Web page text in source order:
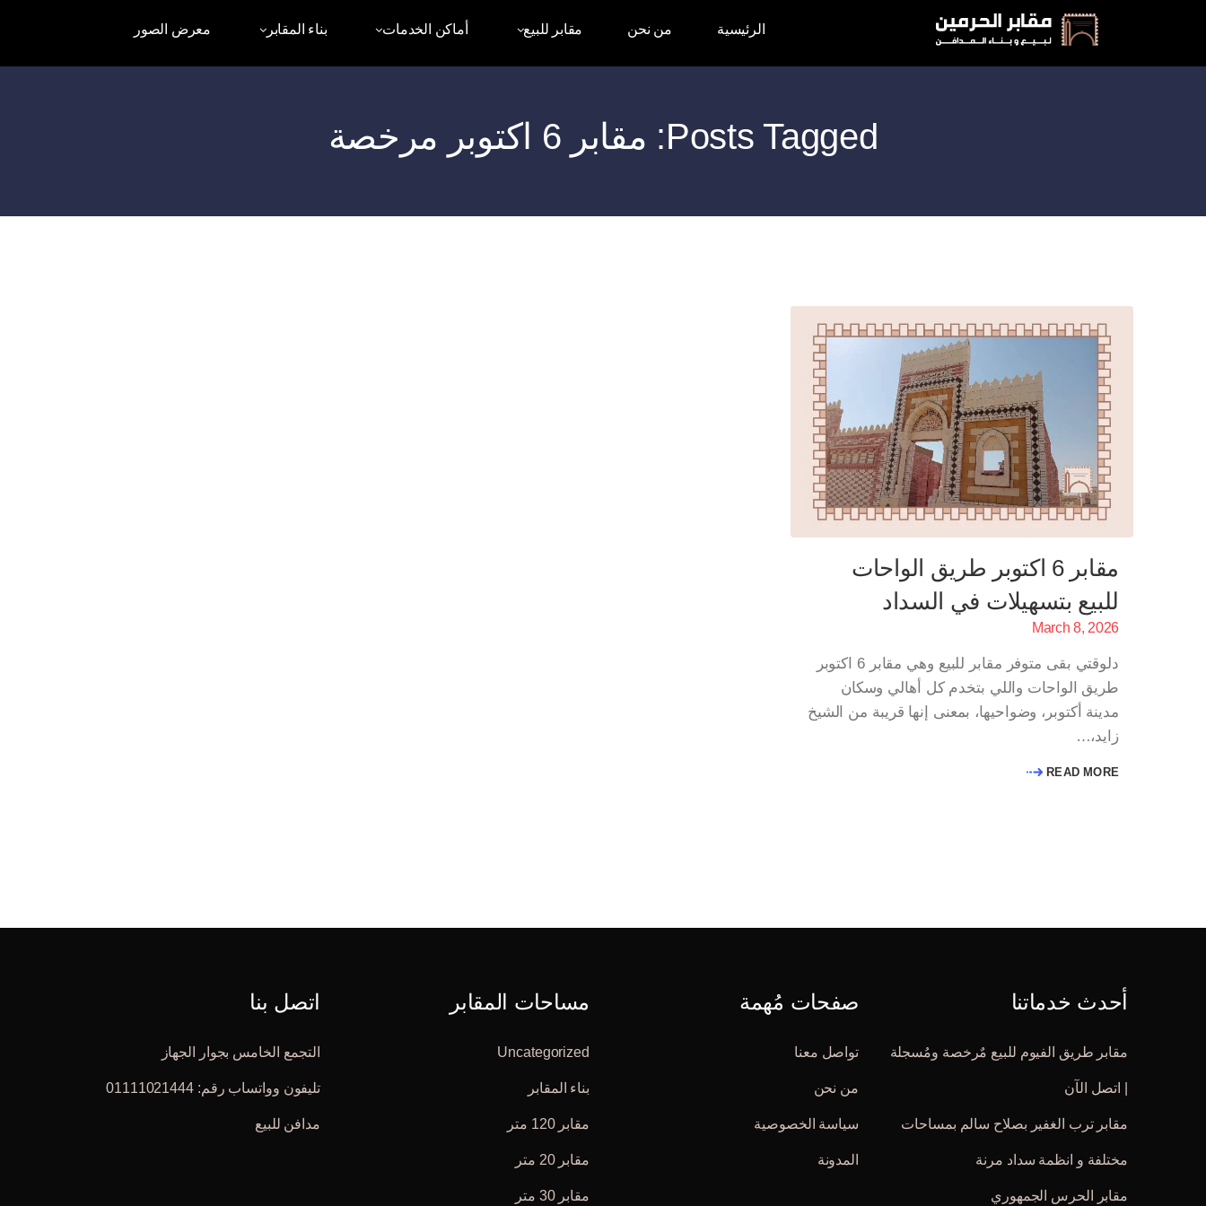
الرئيسية من نحن مقابر للبيع أماكن الخدمات بناء المقابر معرض الصور
Posts Tagged: مقابر 6 اكتوبر مرخصة
مقابر 6 اكتوبر طريق الواحات
للبيع بتسهيلات في السداد
March 8, 2026
دلوقتي بقى متوفر مقابر للبيع وهي مقابر 6 اكتوبر
طريق الواحات واللي بتخدم كل أهالي وسكان
مدينة أكتوبر، وضواحيها، بمعنى إنها قريبة من الشيخ
زايد،…
READ MORE
أحدث خدماتنا
مقابر طريق الفيوم للبيع مٌرخصة ومُسجلة
| اتصل الآن
مقابر ترب الغفير بصلاح سالم بمساحات
مختلفة و انظمة سداد مرنة
مقابر الحرس الجمهوري
صفحات مُهمة
تواصل معنا
من نحن
سياسة الخصوصية
المدونة
مساحات المقابر
Uncategorized
بناء المقابر
مقابر 120 متر
مقابر 20 متر
مقابر 30 متر
اتصل بنا
التجمع الخامس بجوار الجهاز
تليفون وواتساب رقم: 01111021444
مدافن للبيع